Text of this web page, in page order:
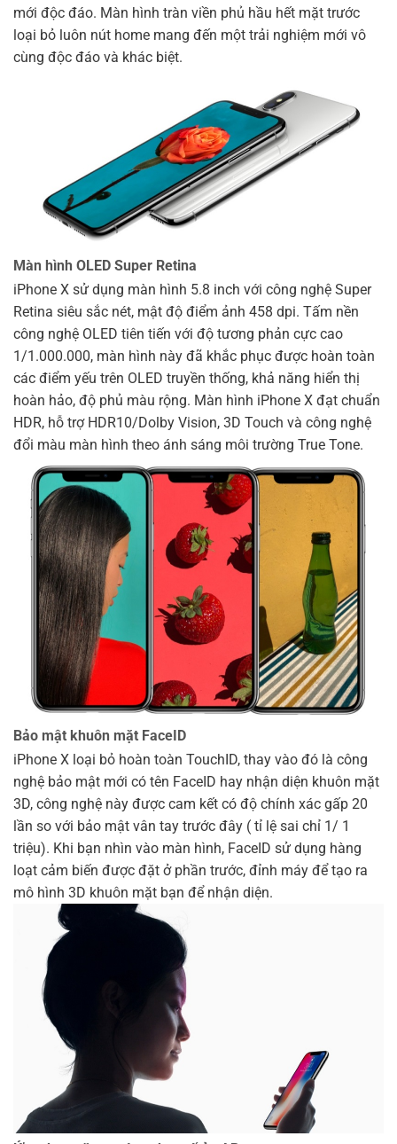
mới độc đáo. Màn hình tràn viền phủ hầu hết mặt trước
loại bỏ luôn nút home mang đến một trải nghiệm mới vô
cùng độc đáo và khác biệt.
Màn hình OLED Super Retina
iPhone X sử dụng màn hình 5.8 inch với công nghệ Super
Retina siêu sắc nét, mật độ điểm ảnh 458 dpi. Tấm nền
công nghệ OLED tiên tiến với độ tương phản cực cao
1/1.000.000, màn hình này đã khắc phục được hoàn toàn
các điểm yếu trên OLED truyền thống, khả năng hiển thị
hoàn hảo, độ phủ màu rộng. Màn hình iPhone X đạt chuẩn
HDR, hỗ trợ HDR10/Dolby Vision, 3D Touch và công nghệ
đổi màu màn hình theo ánh sáng môi trường True Tone.
Bảo mật khuôn mặt FaceID
iPhone X loại bỏ hoàn toàn TouchID, thay vào đó là công
nghệ bảo mật mới có tên FaceID hay nhận diện khuôn mặt
3D, công nghệ này được cam kết có độ chính xác gấp 20
lần so với bảo mật vân tay trước đây ( tỉ lệ sai chỉ 1/ 1
triệu). Khi bạn nhìn vào màn hình, FaceID sử dụng hàng
loạt cảm biến được đặt ở phần trước, đỉnh máy để tạo ra
mô hình 3D khuôn mặt bạn để nhận diện.